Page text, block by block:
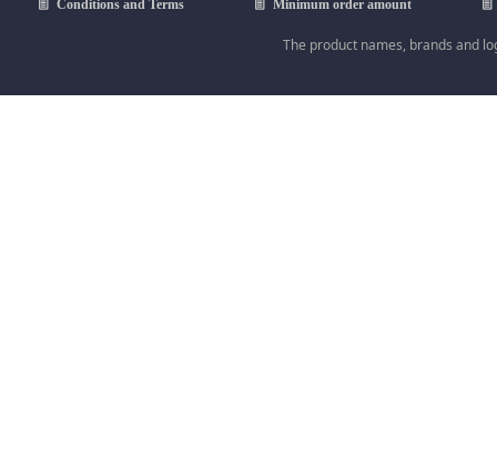
The product names, brands and
ꁩ Conditions and Terms ꁩ Minimum order amount ꁩ